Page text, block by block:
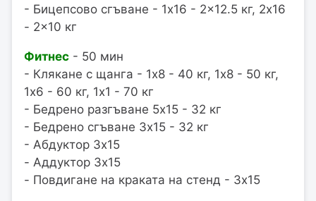
- Бицепсово сгъване - 1x16 - 2x12.5 кг, 2x16
- 2x10 кг
Фитнес - 50 мин
- Клякане с щанга - 1x8 - 40 кг, 1x8 - 50 кг,
1x6 - 60 кг, 1x1 - 70 кг
- Бедрено разгъване 5x15 - 32 кг
- Бедрено сгъване 3x15 - 32 кг
- Абдуктор 3x15
- Аддуктор 3x15
- Повдигане на краката на стенд - 3x15